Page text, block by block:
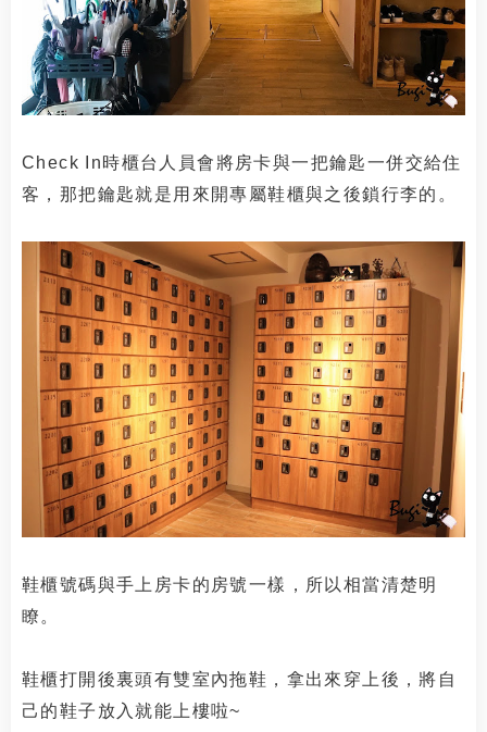
Check In時櫃台人員會將房卡與一把鑰匙一併交給住
客，那把鑰匙就是用來開專屬鞋櫃與之後鎖行李的。
鞋櫃號碼與手上房卡的房號一樣，所以相當清楚明
瞭。
鞋櫃打開後裏頭有雙室內拖鞋，拿出來穿上後，將自
己的鞋子放入就能上樓啦~